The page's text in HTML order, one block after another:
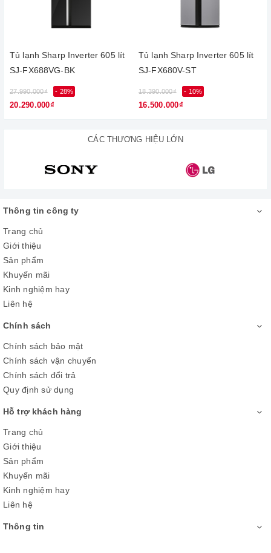
mái lưu trữ lượng thực phẩm cho gia đình từ 2 - 3 người sử
Công nghệ J-tech inverter hiện đại,
tiết kiệm hiệu quả
Chiếc tủ lạnh này được hỗ trợ công nghệ tiết kiệm điện J-Tech
Inverter hiện đại với nhiều cấp độ tùy chỉnh hơn so với máy
nén Inverter thông thường, cho khả năng tiết kiệm điện tối đa
lên đến 53%, bạn sẽ không cần phải lo lắng khi phải chi trả
Công nghệ nano bạc - đồng khử mùi
hiệu quả
Tủ lạnh Sharp inverter này còn được trang bị các tấm lọc khí
Tủ lạnh Sharp Inverter 605 lít
SJ-FX688VG-BK
27.990.000₫ - 28%
20.290.000₫
Tủ lạnh Sharp Inverter 605 lít
SJ-FX680V-ST
18.390.000₫ - 10%
16.500.000₫
CÁC THƯƠNG HIỆU LỚN
Thông tin công ty
Trang chủ
Giới thiệu
Sản phẩm
Khuyến mãi
Kinh nghiệm hay
Liên hệ
Chính sách
Chính sách bảo mật
Chính sách vận chuyển
Chính sách đổi trả
Quy định sử dụng
Hỗ trợ khách hàng
Trang chủ
Giới thiệu
Sản phẩm
Khuyến mãi
Kinh nghiệm hay
Liên hệ
Thông tin